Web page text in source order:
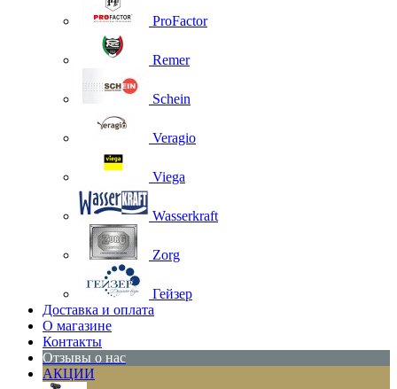
ProFactor
Remer
Schein
Veragio
Viega
Wasserkraft
Zorg
Гейзер
Доставка и оплата
О магазине
Контакты
Отзывы о нас
АКЦИИ